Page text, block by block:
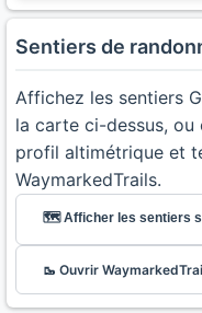
Sentiers de
Affichez les sentiers
la carte ci-dessus,
profil altimétrique et
WaymarkedTrails.
🗺️ Afficher les sentiers
🥾 Ouvrir